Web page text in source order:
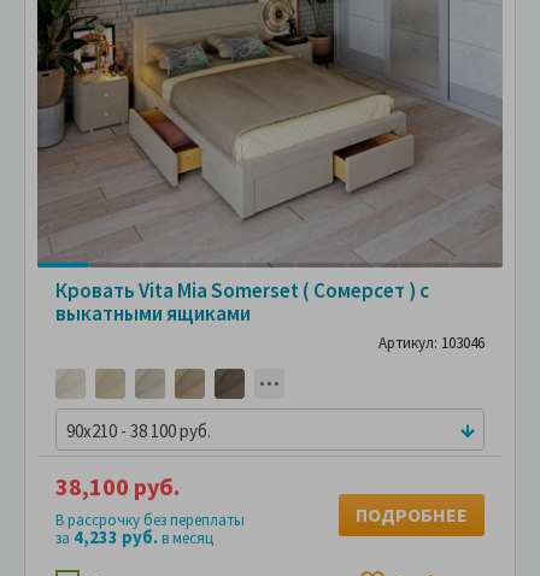
Кровать Vita Mia Somerset ( Сомерсет ) с
выкатными ящиками
Артикул: 103046
90x210 - 38 100 руб.
38,100 руб.
В рассрочку без переплаты
за 4,233 руб.в месяц
ПОДРОБНЕЕ